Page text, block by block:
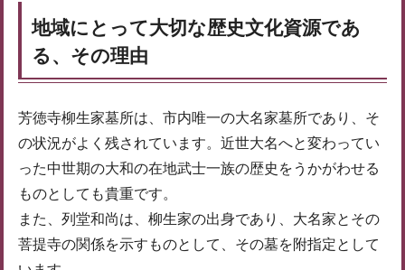
地域にとって大切な歴史文化資源であ
る、その理由
芳徳寺柳生家墓所は、市内唯一の大名家墓所であり、そ
の状況がよく残されています。近世大名へと変わってい
った中世期の大和の在地武士一族の歴史をうかがわせる
ものとしても貴重です。
また、列堂和尚は、柳生家の出身であり、大名家とその
菩提寺の関係を示すものとして、その墓を附指定として